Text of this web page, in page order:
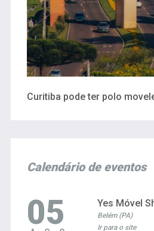
Curitiba pode ter polo
Calendário de eventos
05 Yes Móvel
Belém (PA)
Ir para o site